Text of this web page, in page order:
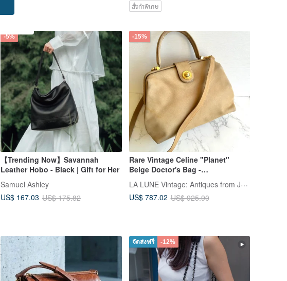
สั่งทำพิเศษ
-5%
【Trending Now】Savannah
Leather Hobo - Black | Gift for Her
Samuel Ashley
US$ 167.03 US$ 175.82
-15%
Rare Vintage Celine "Planet"
Beige Doctor's Bag -
Crossbody/Shoulder Bag - Pre-
owned
LA LUNE Vintage: Antiques from Japan
US$ 787.02 US$ 925.90
จัดส่งฟรี -12%